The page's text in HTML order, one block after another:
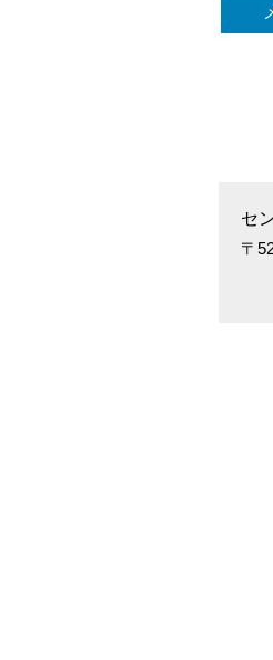
セ
〒